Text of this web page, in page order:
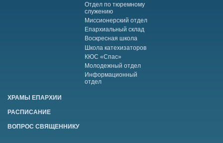
Отдел по тюремному
служению
Миссионерский отдел
Епархиальный склад
Воскресная школа
Школа катехизаторов
КЮС «Спас»
Молодежный отдел
Информационный
отдел
ХРАМЫ ЕПАРХИИ
РАСПИСАНИЕ
ВОПРОС СВЯЩЕННИКУ